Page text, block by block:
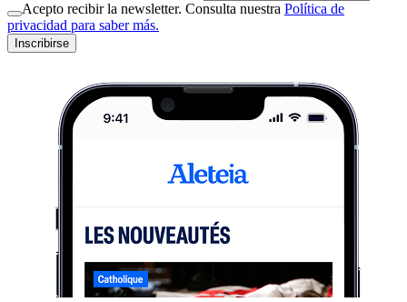
Acepto recibir la newsletter. Consulta nuestra Política de
privacidad para saber más.
Inscribirse